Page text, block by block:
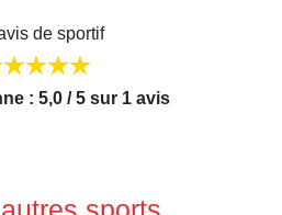
de sportif
: 5,0 / 5 sur 1 avis